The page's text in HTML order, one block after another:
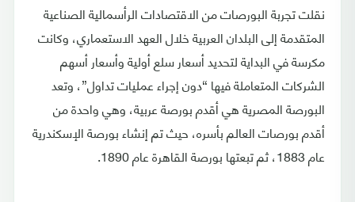
نقلت تجربة البورصات من الاقتصادات الرأسمالية الصناعية
المتقدمة إلى البلدان العربية خلال العهد الاستعماري، وكانت
مكرسة في البداية لتحديد أسعار سلع أولية وأسعار أسهم
الشركات المتعاملة فيها “دون إجراء عمليات تداول”، وتعد
البورصة المصرية هي أقدم بورصة عربية، وهي واحدة من
أقدم بورصات العالم بأسره، حيث تم إنشاء بورصة الإسكندرية
عام 1883، ثم تبعتها بورصة القاهرة عام 1890.